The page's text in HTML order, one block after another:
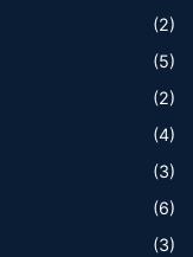
(2)
(5)
(2)
(4)
(3)
(6)
(3)